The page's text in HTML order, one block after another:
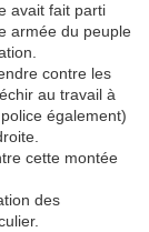
avait fait parti
armée du peuple
contre les
au travail à
également)
cette montée
des